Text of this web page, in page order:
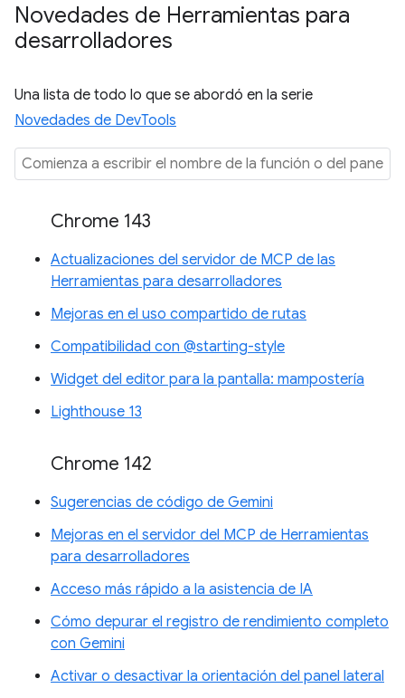
Novedades de Herramientas para
desarrolladores
Una lista de todo lo que se abordó en la serie
Novedades de DevTools
Chrome 143
Actualizaciones del servidor de MCP de las
Herramientas para desarrolladores
Mejoras en el uso compartido de rutas
Compatibilidad con @starting-style
Widget del editor para la pantalla: mampostería
Lighthouse 13
Chrome 142
Sugerencias de código de Gemini
Mejoras en el servidor del MCP de Herramientas
para desarrolladores
Acceso más rápido a la asistencia de IA
Cómo depurar el registro de rendimiento completo
con Gemini
Activar o desactivar la orientación del panel lateral